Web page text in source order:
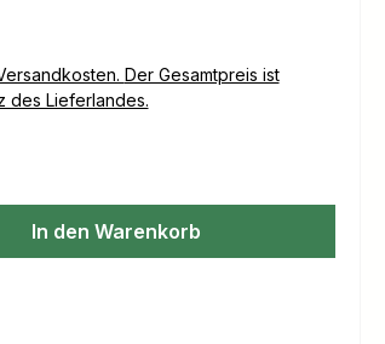
des Lieferlandes.
Wert ein oder benutze die Schaltflächen
In den Warenkorb